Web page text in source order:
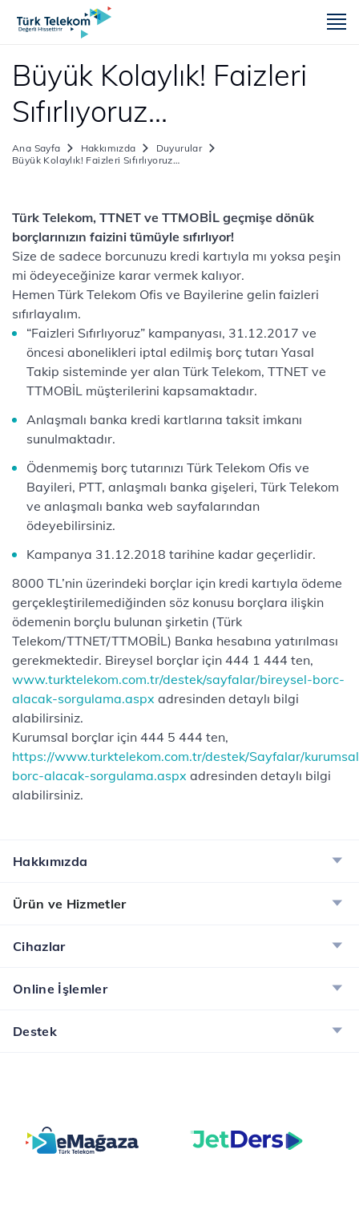
Büyük Kolaylık! Faizleri
Sıfırlıyoruz…
Ana Sayfa Hakkımızda
Duyurular
Büyük Kolaylık! Faizleri Sıfırlıyoruz…
​​​Türk Telekom, TTNET ve TTMOBİL geçmişe dönük
borçlarınızın faizini tümüyle sıfırlıyor!
Size de sadece borcunuzu kredi kartıyla mı yoksa peşin
mi ödeyeceğinize karar vermek kalıyor.
​Hemen Türk Telekom Ofis ve Bayilerine gelin faizleri
sıfırlayalım.
“Faizleri Sıfırlıyoruz” kampanyası, 31.12.2017 ve
öncesi abonelikleri iptal edilmiş borç tutarı Yasal
Takip sisteminde yer alan Türk Telekom, TTNET ve
TTMOBİL müşterilerini kapsamaktadır.
Anlaşmalı banka kredi kartlarına taksit imkanı
sunulmaktadır.
Ödenmemiş borç tutarınızı Türk Telekom Ofis ve
Bayileri, PTT, anlaşmalı banka gişeleri, Türk Telekom
ve anlaşmalı banka web sayfalarından
ödeyebilirsiniz.
Kampanya 31.12.2018 tarihine kadar geçerlidir.
8000 TL’nin üzerindeki borçlar için kredi kartıyla ödeme
gerçekleştirilemediğinden söz konusu borçlara ilişkin
ödemenin borçlu bulunan şirketin (Türk
Telekom/TTNET/TTMOBİL) Banka hesabına yatırılması
gerekmektedir. Bireysel borçlar için 444 1 444 ten,
www.turktelekom.com.tr/destek/sayfalar/bireysel-borc-
alacak-sorgulama.aspx adresinden detaylı bilgi
alabilirsiniz.​​​​​​​​​​​​​
Kurumsal borçlar için 444 5 444 ten,
https://www.turktelekom.com.tr/destek/Sayfalar/
borc-alacak-sorgulama.aspx ​adresinden detaylı bilgi
alabilirsiniz.
Hakkımızda
Ürün ve Hizmetler
Cihazlar
Online İşlemler
Destek